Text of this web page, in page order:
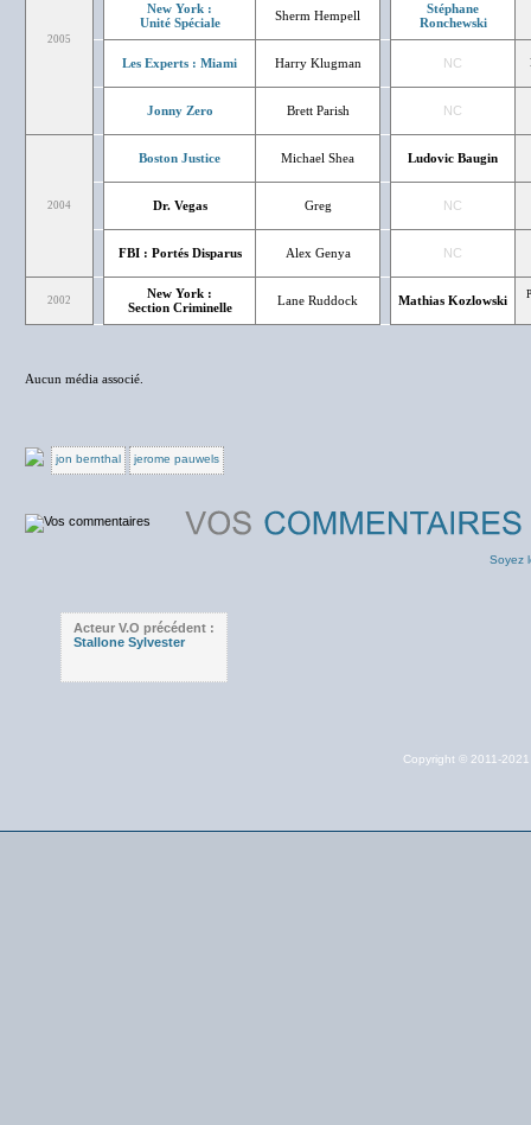
2005
New York :
Unité Spéciale
Sherm Hempell
Stéphane
Ronchewski
Les Experts : Miami Harry Klugman NC
Jonny Zero Brett Parish NC
2004
Boston Justice Michael Shea Ludovic Baugin
Dr. Vegas Greg NC
FBI : Portés Disparus Alex Genya NC
2002
New York :
Section Criminelle
Lane Ruddock Mathias Kozlowski
Aucun média associé.
jon bernthal jerome pauwels
Soyez
Acteur V.O précédent :
Stallone Sylvester
Copyright © 2011-